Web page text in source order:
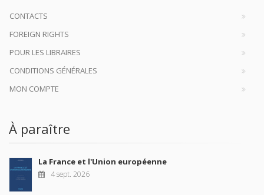
CONTACTS
FOREIGN RIGHTS
POUR LES LIBRAIRES
CONDITIONS GÉNÉRALES
MON COMPTE
À paraître
La France et l'Union européenne
4 sept. 2026